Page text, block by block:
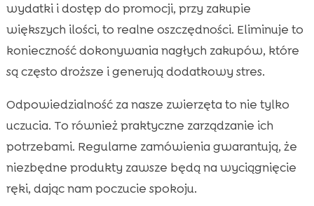
wydatki i dostęp do promocji, przy zakupie
większych ilości, to realne oszczędności. Eliminuje to
konieczność dokonywania nagłych zakupów, które
są często droższe i generują dodatkowy stres.
Odpowiedzialność za nasze zwierzęta to nie tylko
uczucia. To również praktyczne zarządzanie ich
potrzebami. Regularne zamówienia gwarantują, że
niezbędne produkty zawsze będą na wyciągnięcie
ręki, dając nam poczucie spokoju.